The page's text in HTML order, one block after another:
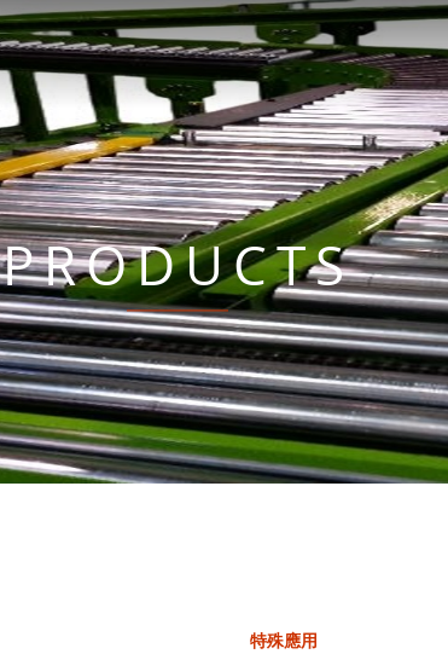
PRODUCTS
特殊應用